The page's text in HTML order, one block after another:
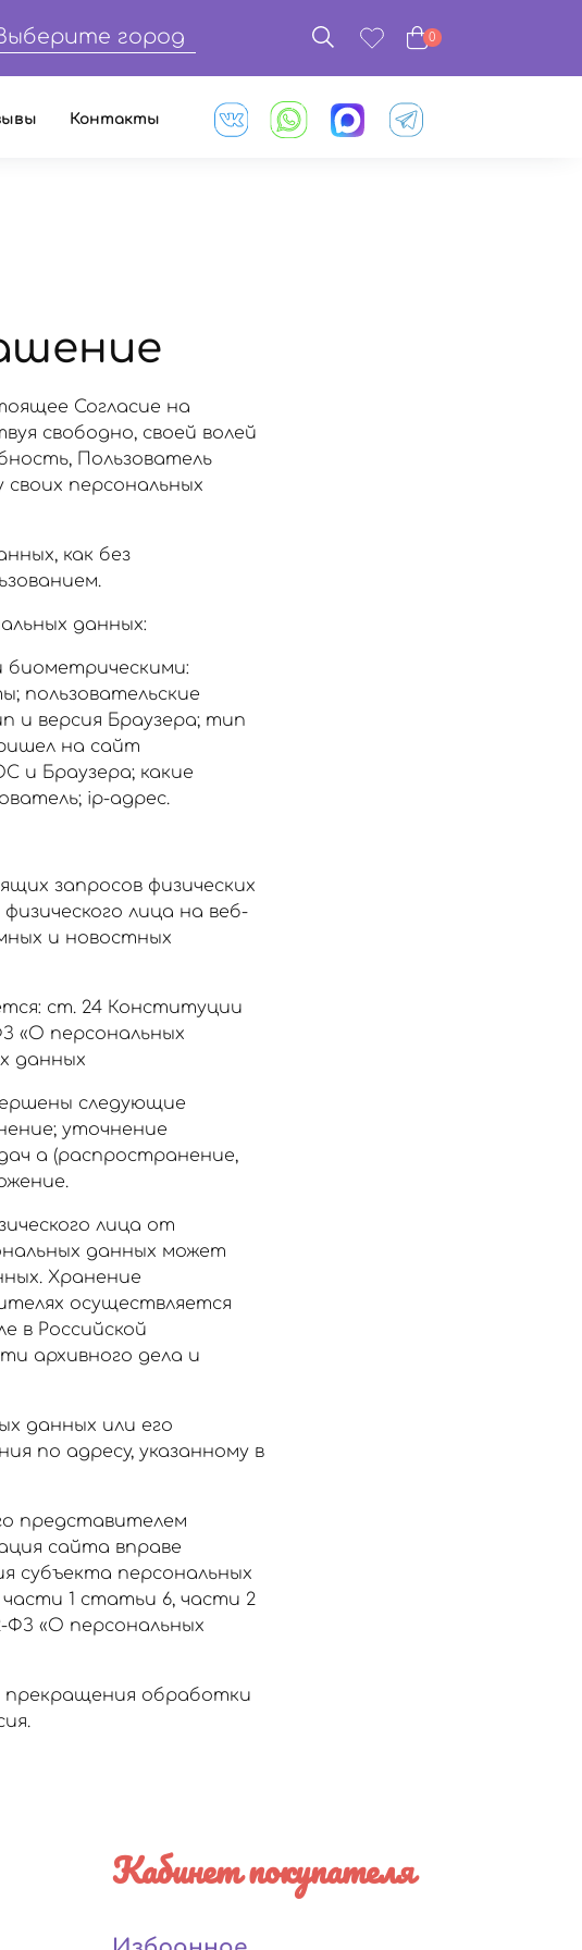
город 0
Контакты
Согласие на
свободно, своей волей
Пользователь
персональных
как без
данных:
биометрическими:
пользовательские
и версия Браузера; тип
на сайт
и Браузера; какие
ip-адрес.
запросов физических
лица на веб-
и новостных
ст. 24 Конституции
«О персональных
данных
следующие
уточнение
а (распространение,
лица от
данных может
Хранение
осуществляется
в Российской
архивного дела и
данных или его
по адресу, указанному в
представителем
сайта вправе
субъекта персональных
части 1 статьи 6, части 2
ФЗ «О персональных
прекращения обработки
Кабинет покупателя